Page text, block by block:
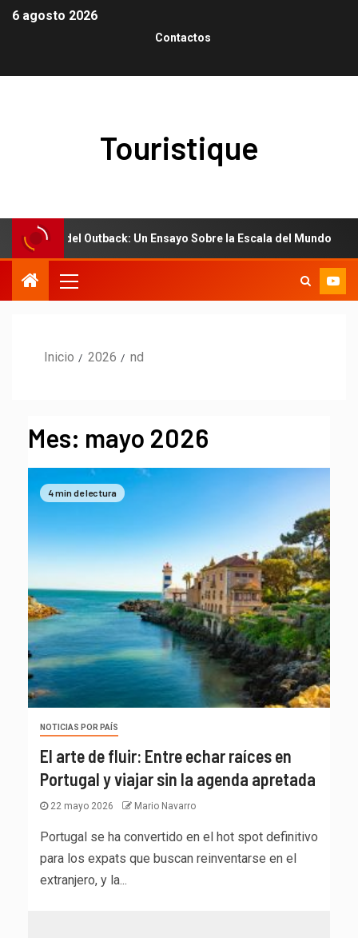
6 agosto 2026
Contactos
Touristique
del Outback: Un Ensayo Sobre la Escala del Mundo
Inicio 2026 nd
Mes: mayo 2026
4 min de lectura
NOTICIAS POR PAÍS
El arte de fluir: Entre echar raíces en
Portugal y viajar sin la agenda apretada
22 mayo 2026 Mario Navarro
Portugal se ha convertido en el hot spot definitivo
para los expats que buscan reinventarse en el
extranjero, y la...